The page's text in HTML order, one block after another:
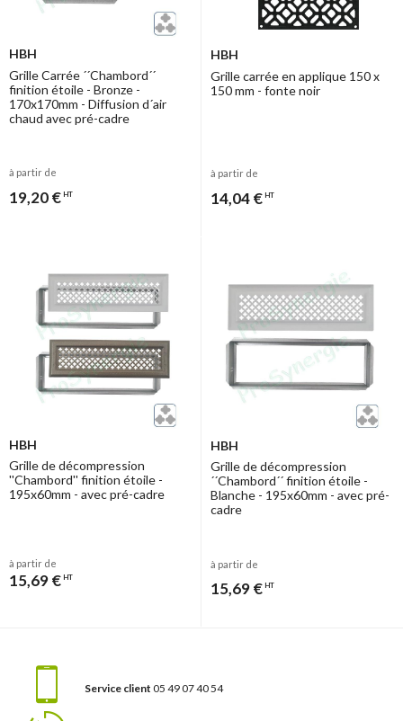
HBH
Grille Carrée ´´Chambord´´
finition étoile - Bronze -
170x170mm - Diffusion d´air
chaud avec pré-cadre
à partir de
19,20 € HT
HBH
Grille carrée en applique 150 x
150 mm - fonte noir
à partir de
14,04 € HT
HBH
Grille de décompression
''Chambord'' finition étoile -
195x60mm - avec pré-cadre
à partir de
15,69 € HT
HBH
Grille de décompression
´´Chambord´´ finition étoile -
Blanche - 195x60mm - avec pré-
cadre
à partir de
15,69 € HT
Service client 05 49 07 40 54